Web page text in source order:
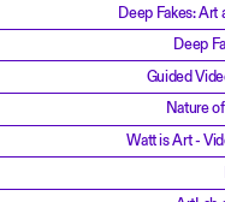
Deep Fakes:
Deep
Guided
Nature
Watt is Art -